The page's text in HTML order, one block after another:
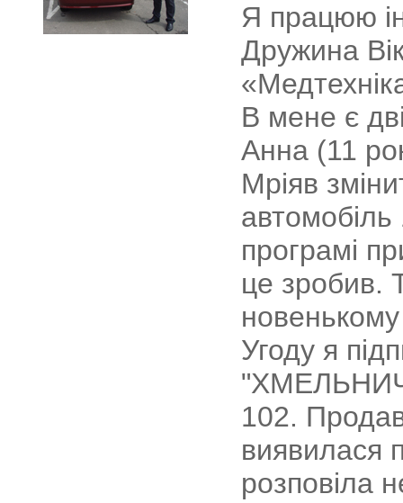
Я працюю
Дружина
В мене є
Анна (11
Мріяв
автомобіль
програмі
це зробив.
Угоду я
102.
виявилася
розповіла